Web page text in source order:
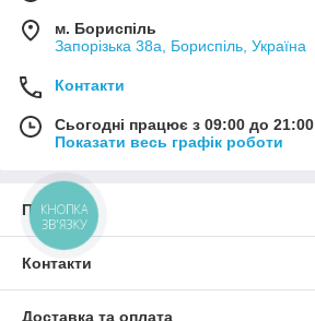
м. Бориспіль
Запорізька 38а, Бориспіль, Україна
Контакти
Сьогодні працює з 09:00 до 21:00
Показати весь графік роботи
Про нас
Контакти
Доставка та оплата
КНОПКА
ЗВ'ЯЗКУ